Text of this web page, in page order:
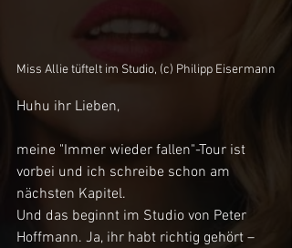
Miss Allie tüftelt im Studio, (c) Philipp Eisermann
Huhu ihr Lieben,
meine "Immer wieder fallen"-Tour ist
vorbei und ich schreibe schon am
nächsten Kapitel.
Und das beginnt im Studio von Peter
Hoffmann. Ja, ihr habt richtig gehört –